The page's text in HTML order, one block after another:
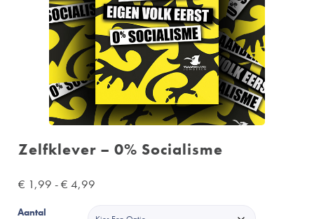
Zelfklever – 0% Socialisme
€ 1,99 -€ 4,99
Aantal